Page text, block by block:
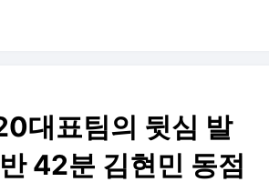
대표팀의 뒷심 발
42분 김현민 동점